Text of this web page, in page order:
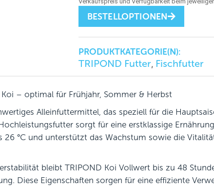
BESTELLOPTIONEN
PRODUKTKATEGORIE(N):
TRIPOND Futter, Fischfutter
– optimal für Frühjahr, Sommer & Herbst
Alleinfuttermittel, das speziell für die
sorgt für eine erstklassige
26 °C und unterstützt das Wachstum sowie die
bleibt TRIPOND Koi Vollwert bis zu 48
Diese Eigenschaften sorgen für eine effiziente